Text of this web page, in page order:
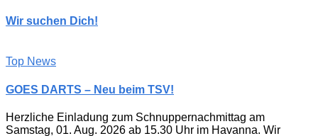
Wir suchen Dich!
Top News
GOES DARTS – Neu beim TSV!
Herzliche Einladung zum Schnuppernachmittag am
Samstag, 01. Aug. 2026 ab 15.30 Uhr im Havanna. Wir